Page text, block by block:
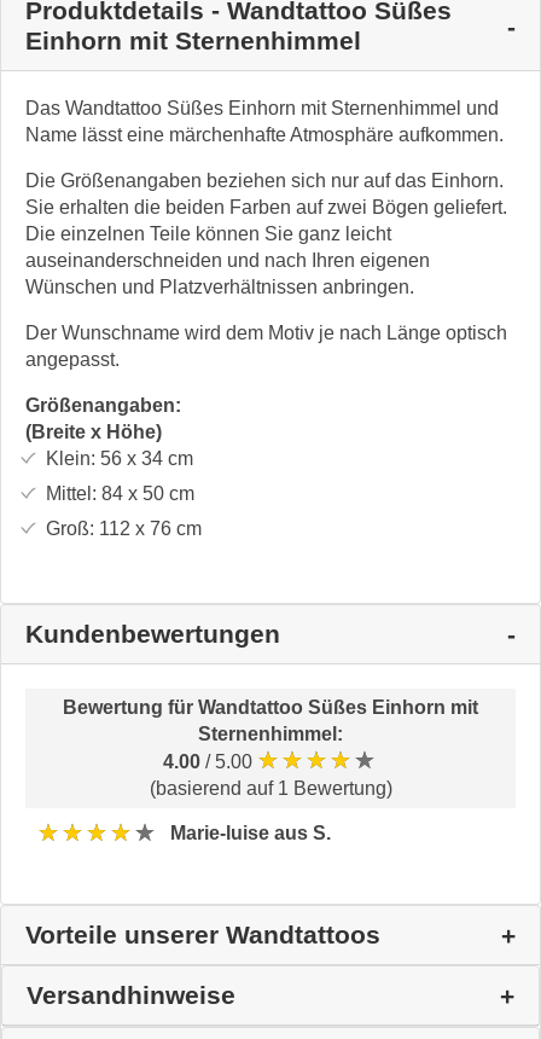
Produktdetails - Wandtattoo Süßes
Einhorn mit Sternenhimmel
Das Wandtattoo Süßes Einhorn mit Sternenhimmel und
Name lässt eine märchenhafte Atmosphäre aufkommen.
Die Größenangaben beziehen sich nur auf das Einhorn.
Sie erhalten die beiden Farben auf zwei Bögen geliefert.
Die einzelnen Teile können Sie ganz leicht
auseinanderschneiden und nach Ihren eigenen
Wünschen und Platzverhältnissen anbringen.
Der Wunschname wird dem Motiv je nach Länge optisch
angepasst.
Größenangaben:
(Breite x Höhe)
Klein: 56 x 34cm
Mittel: 84 x 50cm
Groß: 112 x 76cm
Kundenbewertungen
Bewertung für Wandtattoo Süßes Einhorn mit
Sternenhimmel :
4.00 / 5.00 ★★★★★
(basierend auf 1 Bewertung)
★★★★★ Marie-luise aus S.
Vorteile unserer Wandtattoos
Versandhinweise